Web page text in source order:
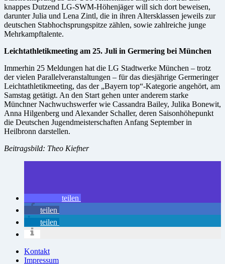
knappes Dutzend LG-SWM-Höhenjäger will sich dort beweisen,
darunter Julia und Lena Zintl, die in ihren Altersklassen jeweils zur
deutschen Stabhochsprungspitze zählen, sowie zahlreiche junge
Mehrkampftalente.
Leichtathletikmeeting am 25. Juli in Germering bei München
Immerhin 25 Meldungen hat die LG Stadtwerke München – trotz
der vielen Parallelveranstaltungen – für das diesjährige Germeringer
Leichtathletikmeeting, das der „Bayern top“-Kategorie angehört, am
Samstag getätigt. An den Start gehen unter anderem starke
Münchner Nachwuchswerfer wie Cassandra Bailey, Julika Bonewit,
Anna Hilgenberg und Alexander Schaller, deren Saisonhöhepunkt
die Deutschen Jugendmeisterschaften Anfang September in
Heilbronn darstellen.
Beitragsbild: Theo Kiefner
teilen
teilen
teilen
Kontakt
Impressum